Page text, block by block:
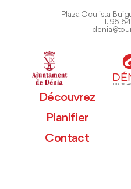
Plaza Oculista
T. 96
Découvrez
Planifier
Contact